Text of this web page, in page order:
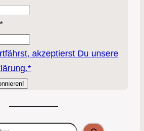
akzeptierst Du unsere